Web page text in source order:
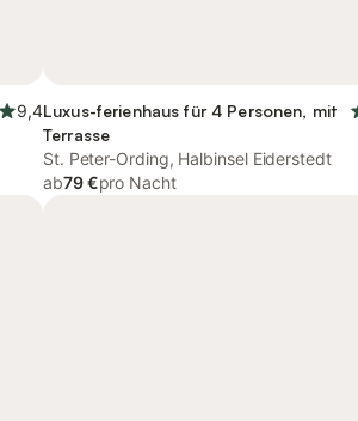
9,4Luxus-ferienhaus für 4 Personen, mit
Terrasse
St. Peter-Ording, Halbinsel Eiderstedt
ab79 €pro Nacht